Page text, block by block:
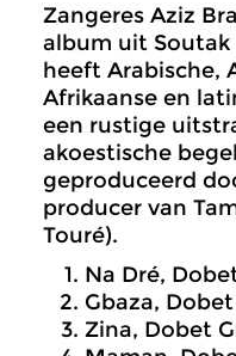
Zangeres Aziz
album uit
heeft Arabische,
Afrikaanse en
een rustige
akoestische
geproduceerd
producer van
Touré).
Na Dré,
Gbaza,
Zina, Dobet